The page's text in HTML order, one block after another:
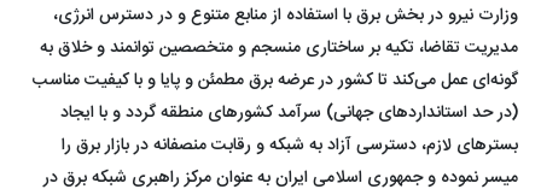
وزارت نیرو در بخش برق با استفاده از منابع متنوع و در دسترس انرژی،
مدیریت تقاضا، تکیه بر ساختاری منسجم و متخصصین توانمند و خلاق به
گونه‌ای عمل می‌کند تا کشور در عرضه برق مطمئن و پایا و با کیفیت مناسب
(در حد استانداردهای جهانی) سرآمد کشورهای منطقه گردد و با ایجاد
بسترهای لازم، دسترسی آزاد به شبکه و رقابت منصفانه در بازار برق را
میسر نموده و جمهوری اسلامی ایران به عنوان مرکز راهبری شبکه برق در